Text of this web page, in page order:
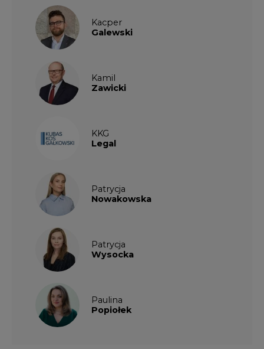
Kacper
Galewski
Kamil
Zawicki
KKG
Legal
Patrycja
Nowakowska
Patrycja
Wysocka
Paulina
Popiołek